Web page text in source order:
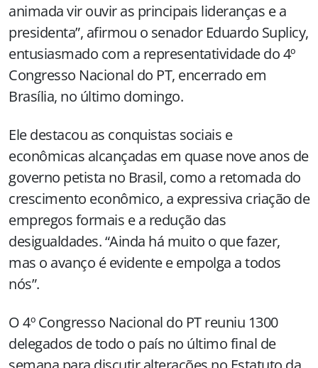
animada vir ouvir as principais lideranças e a
presidenta”, afirmou o senador Eduardo Suplicy,
entusiasmado com a representatividade do 4º
Congresso Nacional do PT, encerrado em
Brasília, no último domingo.
Ele destacou as conquistas sociais e
econômicas alcançadas em quase nove anos de
governo petista no Brasil, como a retomada do
crescimento econômico, a expressiva criação de
empregos formais e a redução das
desigualdades. “Ainda há muito o que fazer,
mas o avanço é evidente e empolga a todos
nós”.
O 4º Congresso Nacional do PT reuniu 1300
delegados de todo o país no último final de